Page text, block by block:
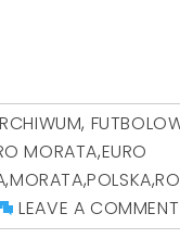
,
MORATA,EURO
,MORATA,POLSKA,
LEAVE A COMMENT